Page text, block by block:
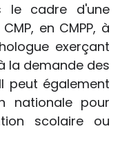
le cadre d'une
en CMPP, à
exerçant
la demande des
peut également
nationale pour
scolaire ou